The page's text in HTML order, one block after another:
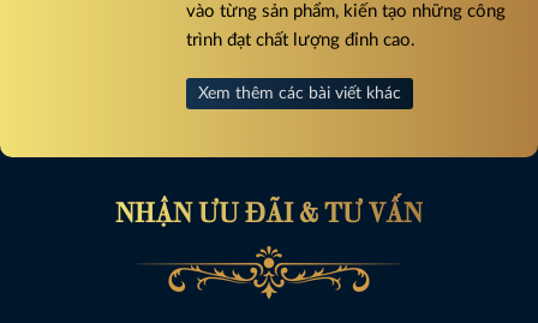
vào từng sản phẩm, kiến tạo những công
trình đạt chất lượng đỉnh cao.
Xem thêm các bài viết khác
NHẬN ƯU ĐÃI & TƯ VẤN